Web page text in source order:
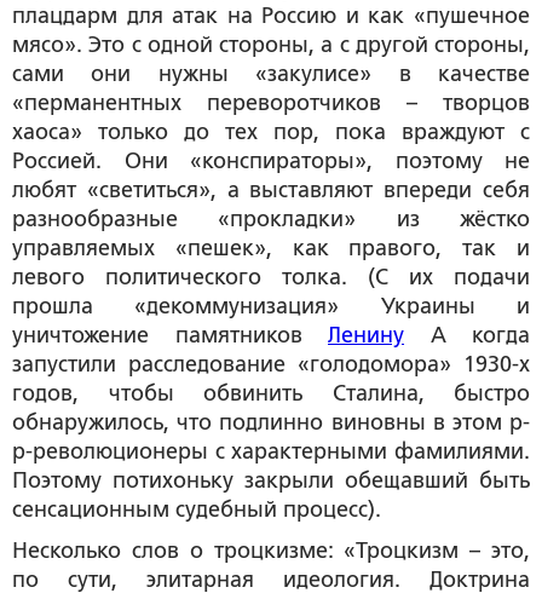
плацдарм для атак на Россию и как «пушечное
мясо». Это с одной стороны, а с другой стороны,
сами они нужны «закулисе» в качестве
«перманентных переворотчиков – творцов
хаоса» только до тех пор, пока враждуют с
Россией. Они «конспираторы», поэтому не
любят «светиться», а выставляют впереди себя
разнообразные «прокладки» из жёстко
управляемых «пешек», как правого, так и
левого политического толка. (С их подачи
прошла «декоммунизация» Украины и
уничтожение памятников Ленину А когда
запустили расследование «голодомора» 1930-х
годов, чтобы обвинить Сталина, быстро
обнаружилось, что подлинно виновны в этом р-
р-революционеры с характерными фамилиями.
Поэтому потихоньку закрыли обещавший быть
сенсационным судебный процесс).
Несколько слов о троцкизме: «Троцкизм – это,
по сути, элитарная идеология. Доктрина